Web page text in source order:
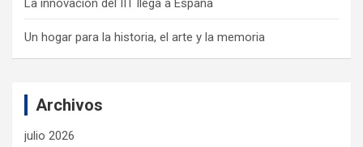
La innovación del IIT llega a España
Un hogar para la historia, el arte y la memoria
Archivos
julio 2026